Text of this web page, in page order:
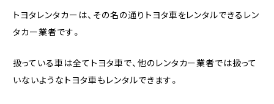
トヨタレンタカーは、その名の通りトヨタ車をレンタルできるレン
タカー業者です。
扱っている車は全てトヨタ車で、他のレンタカー業者では扱って
いないようなトヨタ車もレンタルできます。